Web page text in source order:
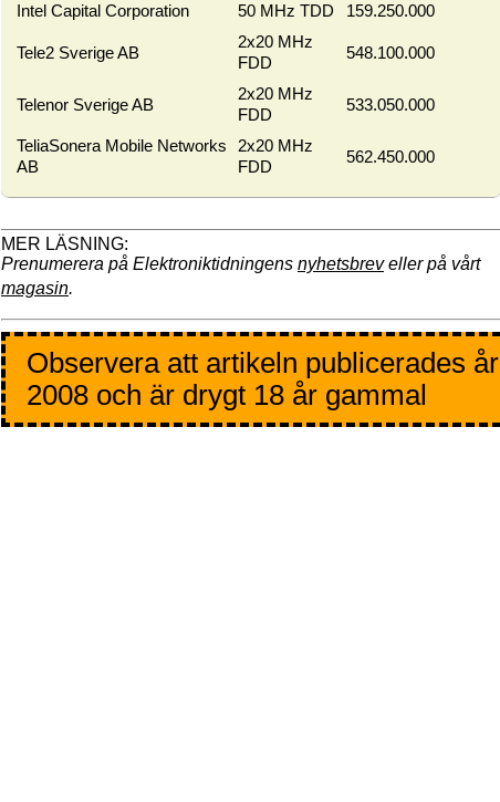
Intel Capital Corporation 50 MHz TDD 159.250.000
Tele2 Sverige AB
2x20 MHz
FDD
548.100.000
Telenor Sverige AB
2x20 MHz
FDD
533.050.000
TeliaSonera Mobile Networks
AB
2x20 MHz
FDD
562.450.000
Prenumerera på Elektroniktidningens nyhetsbreveller på vårt
magasin.
Observera att artikeln publicerades år
2008 och är drygt 18 år gammal